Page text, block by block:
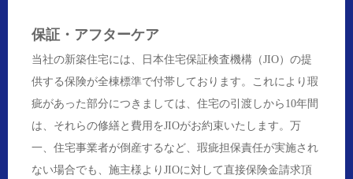
保証・アフターケア
当社の新築住宅には、日本住宅保証検査機構（JIO）の提
供する保険が全棟標準で付帯しております。これにより瑕
疵があった部分につきましては、住宅の引渡しから10年間
は、それらの修繕と費用をJIOがお約束いたします。万
一、住宅事業者が倒産するなど、瑕疵担保責任が実施され
ない場合でも、施主様よりJIOに対して直接保険金請求頂